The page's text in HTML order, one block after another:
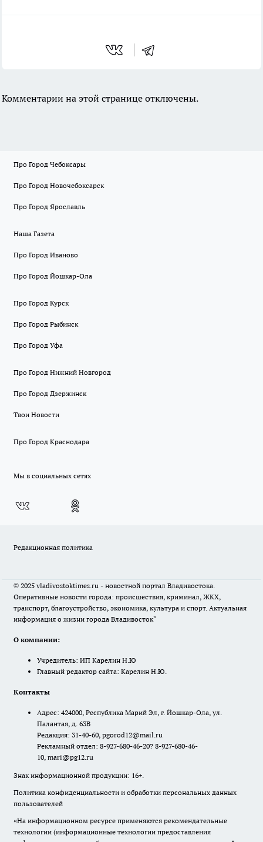
Комментарии на этой странице отключены.
Про Город Чебоксары
Про Город Новочебоксарск
Про Город Ярославль
Наша Газета
Про Город Иваново
Про Город Йошкар-Ола
Про Город Курск
Про Город Рыбинск
Про Город Уфа
Про Город Нижний Новгород
Про Город Дзержинск
Твои Новости
Про Город Краснодара
Мы в социальных сетях
Редакционная политика
© 2025 vladivostoktimes.ru - новостной портал Владивостока.
Оперативные новости города: происшествия, криминал, ЖКХ,
транспорт, благоустройство, экономика, культура и спорт. Актуальная
информация о жизни города Владивосток"
О компании:
Учредитель: ИП Карелин Н.Ю
Главный редактор сайта: Карелин Н.Ю.
Контакты
Адрес: 424000, Республика Марий Эл, г. Йошкар-Ола, ул.
Палантая, д. 63В
Редакция: 31-40-60, pgorod12@mail.ru
Рекламный отдел: 8-927-680-46-20? 8-927-680-46-
10, mari@pg12.ru
Знак информационной продукции: 16+.
Политика конфиденциальности и обработки персональных данных
пользователей
«На информационном ресурсе применяются рекомендательные
технологии (информационные технологии предоставления